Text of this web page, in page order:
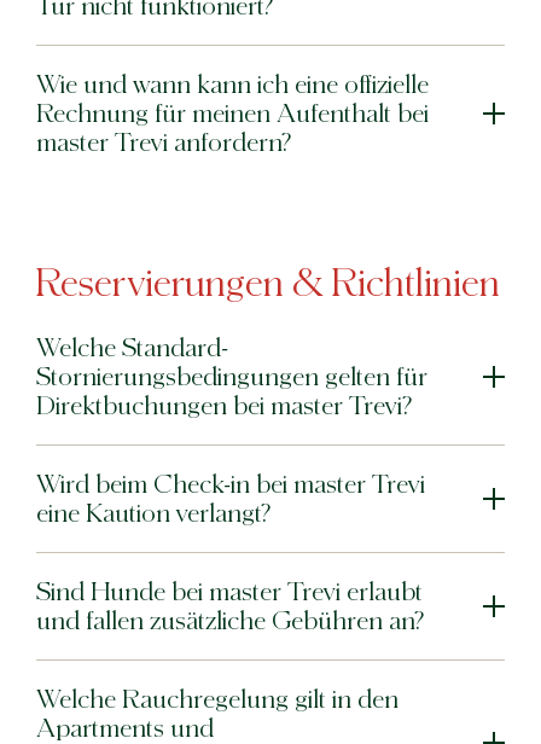
Tür nicht funktioniert?
Wie und wann kann ich eine offizielle
Rechnung für meinen Aufenthalt bei
master Trevi anfordern?
Reservierungen & Richtlinien
Welche Standard-
Stornierungsbedingungen gelten für
Direktbuchungen bei master Trevi?
Wird beim Check-in bei master Trevi
eine Kaution verlangt?
Sind Hunde bei master Trevi erlaubt
und fallen zusätzliche Gebühren an?
Welche Rauchregelung gilt in den
Apartments und